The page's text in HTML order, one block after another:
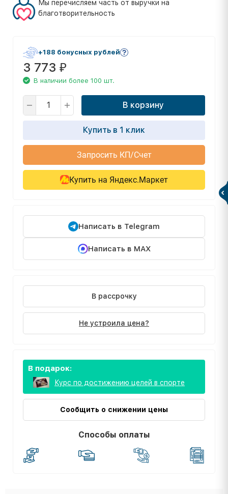
Мы перечисляем часть от выручки на
благотворительность
+188 бонусных рублей
3 773 ₽
В наличии более 100 шт.
В корзину
Купить в 1 клик
Запросить КП/Счет
Купить на Яндекс.Маркет
Написать в Telegram
Написать в MAX
В рассрочку
Не устроила цена?
В подарок:
Курс по достижению целей в спорте
Сообщить о снижении цены
Способы оплаты